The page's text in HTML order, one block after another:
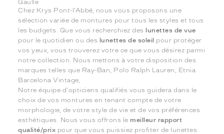
Gaulle
Chez Krys Pont-l'Abbé, nous vous proposons une
sélection variée de montures pour tous les styles et tous
les budgets. Que vous recherchiez des lunettes de vue
pour le quotidien ou des lunettes de soleil pour protéger
vos yeux, vous trouverez votre ce que vous désirez parmi
notre collection. Nous mettons à votre disposition des
marques telles que Ray-Ban, Polo Ralph Lauren, Etnia
Barcelona Vintage,
Notre équipe d'opticiens qualifiés vous guidera dans le
choix de vos montures en tenant compte de votre
morphologie, de votre style de vie et de vos préférences
esthétiques. Nous vous offrons le meilleur rapport
qualité/prix pour que vous puissiez profiter de lunettes